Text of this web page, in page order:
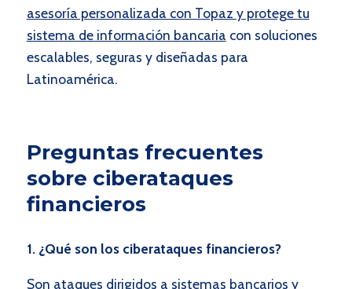
asesoría personalizada con Topaz y protege tu
sistema de información bancaria con soluciones
escalables, seguras y diseñadas para
Latinoamérica.
Preguntas frecuentes
sobre ciberataques
financieros
1. ¿Qué son los ciberataques financieros?
Son ataques dirigidos a sistemas bancarios y